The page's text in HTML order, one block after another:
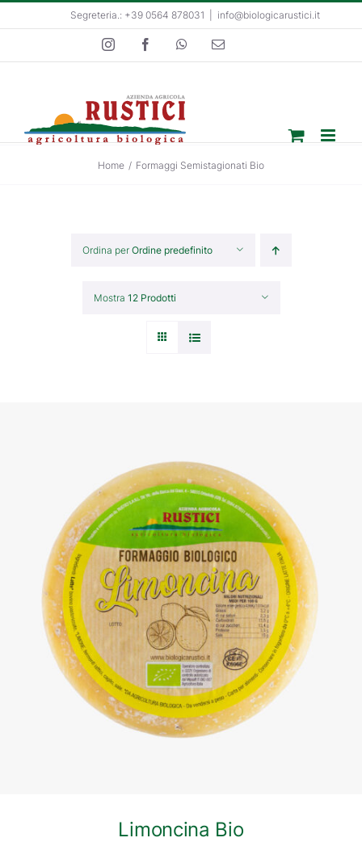
al
Segreteria.: +39 0564 878031 info@biologicarustici.it
InstagramFacebookWhatsApp
Email
Home / Formaggi Semistagionati Bio
Ordina perOrdine predefinito
Mostra 12 Prodotti
DETTAGLI
Limoncina Bio